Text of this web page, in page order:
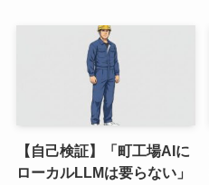
【自己検証】「町工場AIに
ローカルLLMは要らない」